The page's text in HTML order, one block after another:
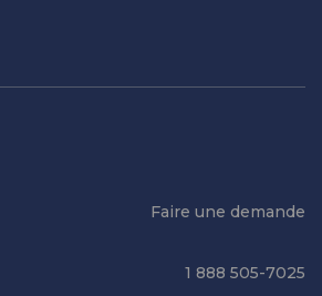
Faire une demande
1 888 505-7025